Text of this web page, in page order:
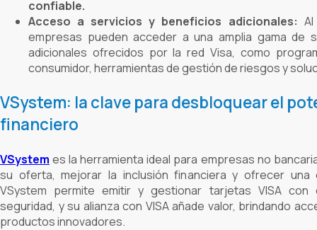
confiable.
Acceso a servicios y beneficios adicionales:
empresas pueden acceder a una amplia gama de
adicionales ofrecidos por la red Visa, como
consumidor, herramientas de gestión de riesgos y
VSystem: la clave para desbloquear el
financiero
VSystem es la herramienta ideal para empresas no
su oferta, mejorar la inclusión financiera y ofrecer una
VSystem permite emitir y gestionar tarjetas VISA con
seguridad, y su alianza con VISA añade valor, brindando
productos innovadores.